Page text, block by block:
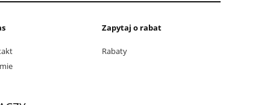
Zapytaj o rabat
Rabaty